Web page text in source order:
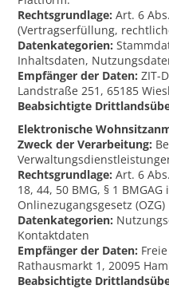
Rechtsgrundlage: Art. 6
(Vertragserfüllung,
Datenkategorien:
Inhaltsdaten,
Empfänger der Daten: ZIT-
Landstraße 251, 65185
Beabsichtigte
Elektronische
Zweck der Verarbeitung:
Rechtsgrundlage: Art. 6
18, 44, 50 BMG, § 1 BMGAG
Onlinezugangsgesetz (OZG)
Datenkategorien:
Kontaktdaten
Empfänger der Daten:
Rathausmarkt 1, 20095
Beabsichtigte